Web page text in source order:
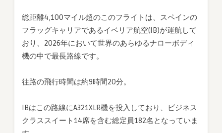
総距離4,100マイル超のこのフライトは、スペインの
フラッグキャリアであるイベリア航空(IB)が運航して
おり、2026年において世界のあらゆるナローボディ
機の中で最長路線です。
往路の飛行時間は約9時間20分。
IBはこの路線にA321XLR機を投入しており、ビジネス
クラススイート14席を含む総定員182名となっていま